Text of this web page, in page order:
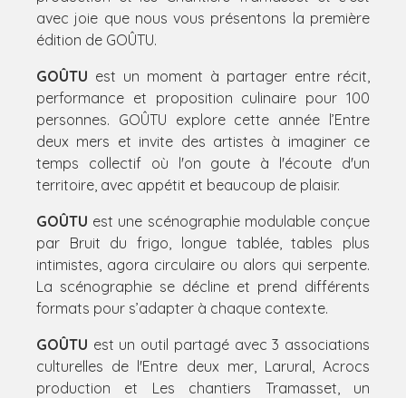
avec joie que nous vous présentons la première
édition de GOÛTU.
GOÛTU est un moment à partager entre récit,
performance et proposition culinaire pour 100
personnes. GOÛTU explore cette année l’Entre
deux mers et invite des artistes à imaginer ce
temps collectif où l'on goute à l'écoute d'un
territoire, avec appétit et beaucoup de plaisir.
GOÛTU est une scénographie modulable conçue
par Bruit du frigo, longue tablée, tables plus
intimistes, agora circulaire ou alors qui serpente.
La scénographie se décline et prend différents
formats pour s’adapter à chaque contexte.
GOÛTU est un outil partagé avec 3 associations
culturelles de l'Entre deux mer, Larural, Acrocs
production et Les chantiers Tramasset, un